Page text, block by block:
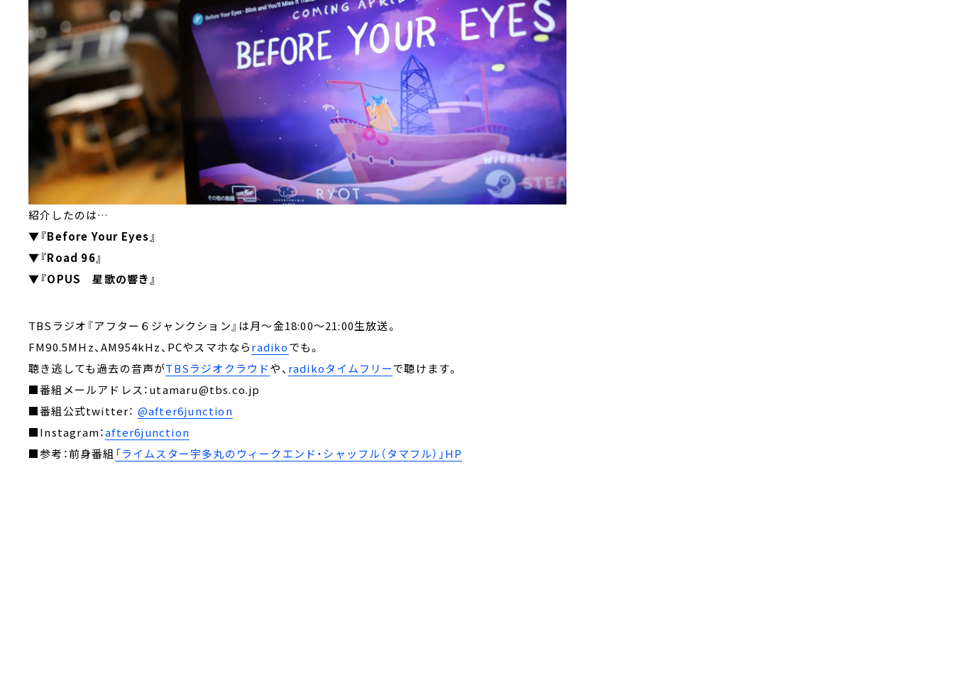
紹介したのは…
▼『Before Your Eyes』
▼『Road 96』
▼『OPUS 星歌の響き』
TBSラジオ『アフター６ジャンクション』は月～金18:00～21:00生放送。
FM90.5MHz、AM954kHz、PCやスマホならradikoでも。
聴き逃しても過去の音声がTBSラジオクラウドや、 radikoタイムフリーで聴けます。
■番組メールアドレス：utamaru@tbs.co.jp
■番組公式twitter： @after6junction
■Instagram：after6junction
■参考：前身番組 「ライムスター宇多丸のウィークエンド・シャッフル（タマフル）」HP